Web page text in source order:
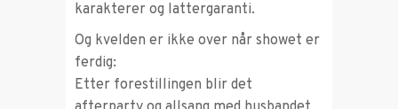
karakterer og lattergaranti.
Og kvelden er ikke over når showet er
ferdig:
Etter forestillingen blir det